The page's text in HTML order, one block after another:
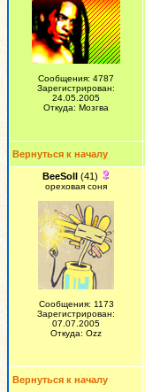
Сообщения: 4787
Зарегистрирован:
24.05.2005
Откуда: Мозгва
Вернуться к началу
BeeSoll(41)
ореховая соня
Сообщения: 1173
Зарегистрирован:
07.07.2005
Откуда: Ozz
Вернуться к началу